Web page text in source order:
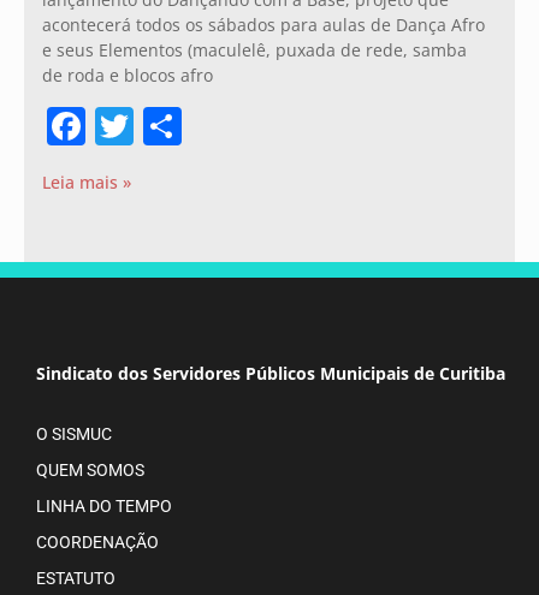
acontecerá todos os sábados para aulas de Dança Afro
e seus Elementos (maculelê, puxada de rede, samba
de roda e blocos afro
Facebook
Twitter
Leia mais »
Sindicato dos Servidores Públicos Municipais de Curitiba
O SISMUC
QUEM SOMOS
LINHA DO TEMPO
COORDENAÇÃO
ESTATUTO